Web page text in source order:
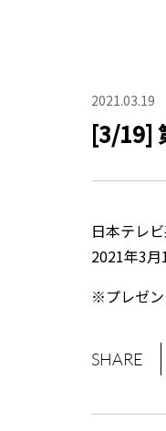
2021.03.19
[3/19]
日本テレ
2021年3
※プレゼン
SHARE